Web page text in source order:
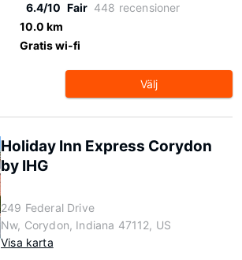
6.4/10 Fair 448 recensioner
10.0 km
Gratis wi-fi
Välj
Holiday Inn Express Corydon
by IHG
249 Federal Drive
Nw, Corydon, Indiana 47112, US
Visa karta